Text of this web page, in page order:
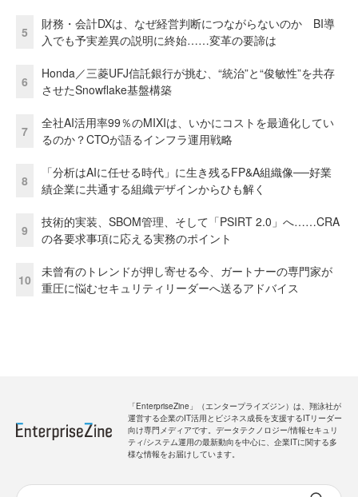
5
財務・会計DXは、なぜ経営判断につながらないのか BI導
入でも予実差異の説明に終始……変革の要諦は
6
Honda／三菱UFJ信託銀行が挑む、“統治”と“俊敏性”を共存
させたSnowflake基盤構築
7
全社AI活用率99％のMIXIは、いかにコストを最適化してい
るのか？CTOが語るインフラ運用戦略
8
「分析はAIに任せる時代」に生き残るFP&A組織像──好業
績企業に共通する組織デザインからひも解く
9
技術的実装、SBOM管理、そして「PSIRT 2.0」へ……CRA
の各要求事項に応える実務のポイント
10
未曾有のトレンドが押し寄せる今、ガートナーの専門家が
重圧に悩むセキュリティリーダーへ送るアドバイス
「EnterpriseZine」（エンタープライズジン）は、翔泳社が
運営する企業のIT活用とビジネス成長を支援するITリーダー
向け専門メディアです。データテクノロジー/情報セキュリ
ティ/システム運用の最新動向を中心に、企業ITに関する多
様な情報をお届けしています。